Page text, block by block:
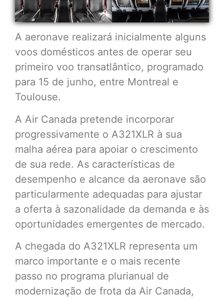
A aeronave realizará inicialmente alguns
voos domésticos antes de operar seu
primeiro voo transatlântico, programado
para 15 de junho, entre Montreal e
Toulouse.
A Air Canada pretende incorporar
progressivamente o A321XLR à sua
malha aérea para apoiar o crescimento
de sua rede. As características de
desempenho e alcance da aeronave são
particularmente adequadas para ajustar
a oferta à sazonalidade da demanda e às
oportunidades emergentes de mercado.
A chegada do A321XLR representa um
marco importante e o mais recente
passo no programa plurianual de
modernização de frota da Air Canada,